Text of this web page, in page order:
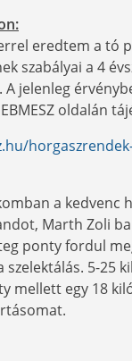
eredtem a tó
szabályai a 4
jelenleg
oldalán
a kedvenc
Marth Zoli
ponty fordul
szelektálás. 5-25
mellett egy 18